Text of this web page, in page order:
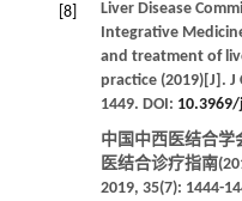
[8]
Liver Disease
Integrative
and treatment of
practice (2019)[J]. J
1449. DOI:
中国中西医结合学
医结合诊疗指南
2019, 35(7): 1444-